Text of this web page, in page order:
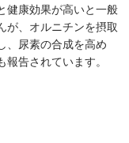
健康効果が高いと一般
が、オルニチンを摂取
、尿素の合成を高め
告されています。